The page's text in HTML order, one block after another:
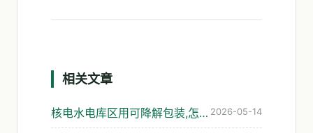
相关文章
核电水电库区用可降解包装,怎么选才扛得住高湿强碱 2026-05-14